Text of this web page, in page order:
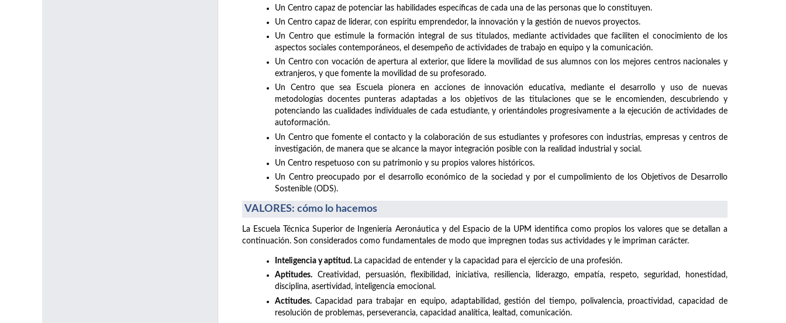
Un Centro capaz de potenciar las habilidades específicas de cada una de las personas que lo constituyen.
Un Centro capaz de liderar, con espíritu emprendedor, la innovación y la gestión de nuevos proyectos.
Un Centro que estimule la formación integral de sus titulados, mediante actividades que faciliten el conocimiento de los
aspectos sociales contemporáneos, el desempeño de actividades de trabajo en equipo y la comunicación.
Un Centro con vocación de apertura al exterior, que lidere la movilidad de sus alumnos con los mejores centros nacionales y
extranjeros, y que fomente la movilidad de su profesorado.
Un Centro que sea Escuela pionera en acciones de innovación educativa, mediante el desarrollo y uso de nuevas
metodologías docentes punteras adaptadas a los objetivos de las titulaciones que se le encomienden, descubriendo y
potenciando las cualidades individuales de cada estudiante, y orientándoles progresivamente a la ejecución de actividades de
autoformación.
Un Centro que fomente el contacto y la colaboración de sus estudiantes y profesores con industrias, empresas y centros de
investigación, de manera que se alcance la mayor integración posible con la realidad industrial y social.
Un Centro respetuoso con su patrimonio y su propios valores históricos.
Un Centro preocupado por el desarrollo económico de la sociedad y por el cumpolimiento de los Objetivos de Desarrollo
Sostenible (ODS).
VALORES: cómo lo hacemos
La Escuela Técnica Superior de Ingeniería Aeronáutica y del Espacio de la UPM identifica como propios los valores que se detallan a
continuación. Son considerados como fundamentales de modo que impregnen todas sus actividades y le impriman carácter.
Inteligencia y aptitud. La capacidad de entender y la capacidad para el ejercicio de una profesión.
Aptitudes. Creatividad, persuasión, flexibilidad, iniciativa, resiliencia, liderazgo, empatía, respeto, seguridad, honestidad,
disciplina, asertividad, inteligencia emocional.
Actitudes. Capacidad para trabajar en equipo, adaptabilidad, gestión del tiempo, polivalencia, proactividad, capacidad de
resolución de problemas, perseverancia, capacidad analítica, lealtad, comunicación.